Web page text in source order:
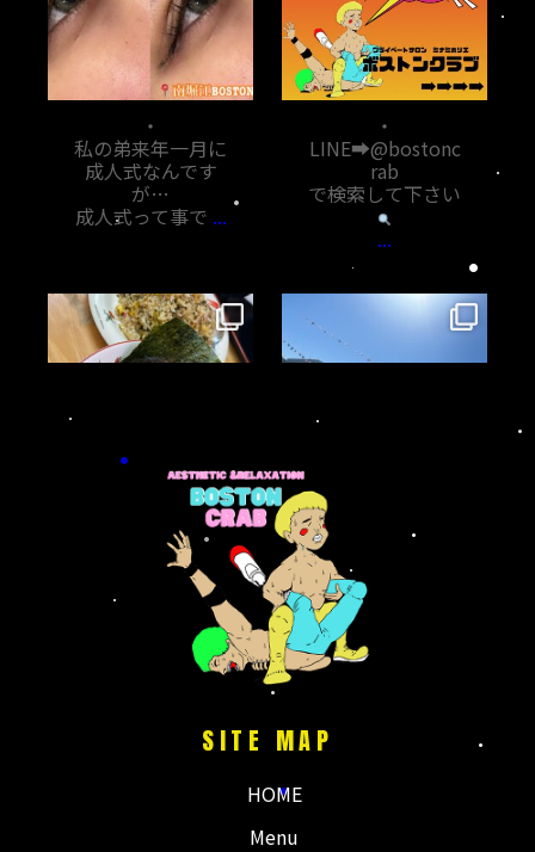
11月 7
・
私の弟来年一月に
成人式なんです
が…
成人式って事で ...
11月 6
・
LINE➡︎@bostonc
rab
で検索して下さい
...
bostoncrab8810
11月 5
鹿児島帰省で根占
に。
国分より田舎すぎ
人気の#とんぼラ
...
bostoncrab8810
今回の鹿児島帰省
のメインは息子の
運動会
晴天すぎた
SITE MAP
HOME
Menu